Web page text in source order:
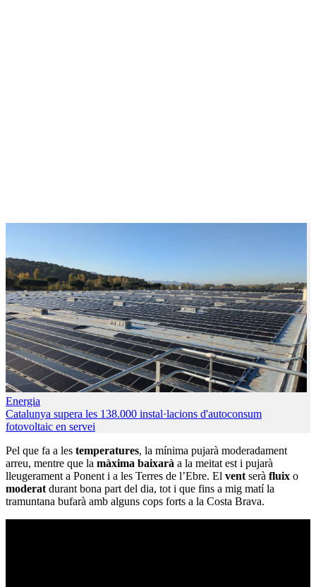
Energia
Catalunya supera les 138.000 instal·lacions d'autoconsum
fotovoltaic en servei
Pel que fa a les temperatures, la mínima pujarà moderadament
arreu, mentre que la màxima baixarà a la meitat est i pujarà
lleugerament a Ponent i a les Terres de l’Ebre. El vent serà fluix o
moderat durant bona part del dia, tot i que fins a mig matí la
tramuntana bufarà amb alguns cops forts a la Costa Brava.